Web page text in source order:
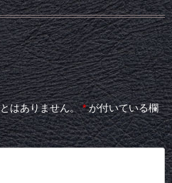
はありません。 *が付いている欄